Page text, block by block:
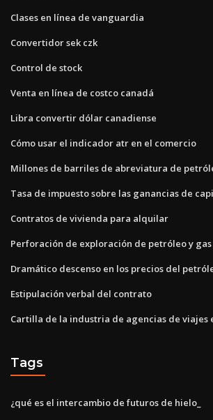
Clases en línea de vanguardia
Convertidor sek czk
Control de stock
Venta en línea de costco canadá
Libra convertir dólar canadiense
Cómo usar el indicador atr en el comercio
Millones de barriles de abreviatura de
Tasa de impuesto sobre las ganancias de
Contratos de vivienda para alquilar
Perforación de exploración de petróleo y
Dramático descenso en los precios del
Estipulación verbal del contrato
Cartilla de la industria de agencias de viajes
Tags
¿qué es el intercambio de futuros de hielo_